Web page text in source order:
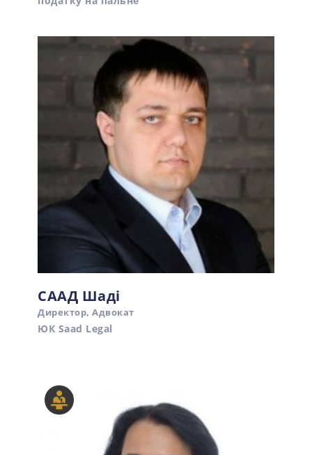
СААД Шаді
Директор, Адвокат
ЮК Saad Legal